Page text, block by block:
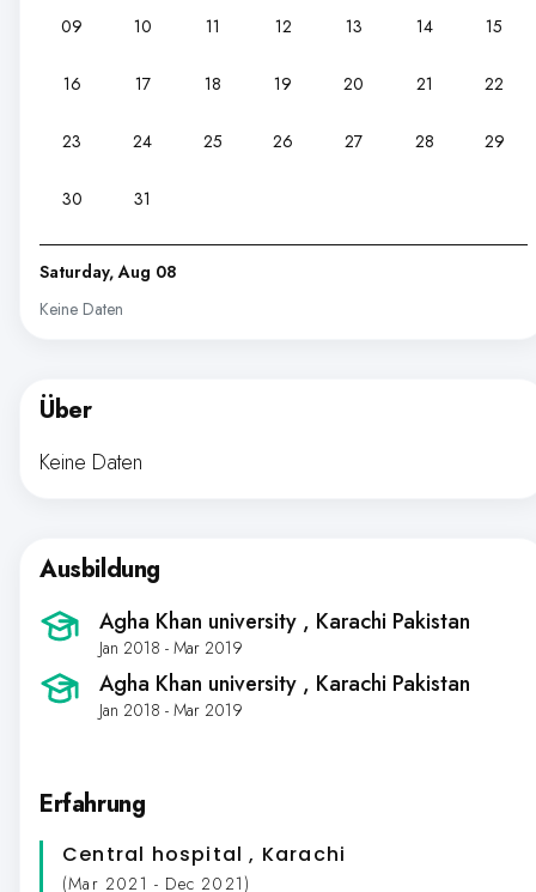
09 10 11 12 13 14 15
16 17 18 19 20 21 22
23 24 25 26 27 28 29
30 31
Saturday, Aug 08
Keine Daten
Über
Keine Daten
Ausbildung
Agha Khan university , Karachi Pakistan
Jan 2018 - Mar 2019
Agha Khan university , Karachi Pakistan
Jan 2018 - Mar 2019
Erfahrung
Central hospital, Karachi
(Mar 2021 - Dec 2021)